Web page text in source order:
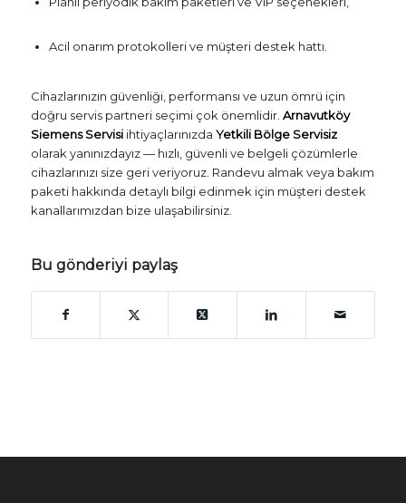
Acil onarım protokolleri ve müşteri destek hattı.
Cihazlarınızın güvenliği, performansı ve uzun ömrü için
doğru servis partneri seçimi çok önemlidir. Arnavutköy
Siemens Servisiihtiyaçlarınızda Yetkili Bölge Servisiz
olarak yanınızdayız — hızlı, güvenli ve belgeli çözümlerle
cihazlarınızı size geri veriyoruz. Randevu almak veya bakım
paketi hakkında detaylı bilgi edinmek için müşteri destek
kanallarımızdan bize ulaşabilirsiniz.
Bu gönderiyi paylaş